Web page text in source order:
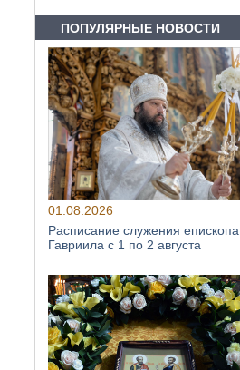
ПОПУЛЯРНЫЕ НОВОСТИ
01.08.2026
Расписание служения епископа
Гавриила с 1 по 2 августа